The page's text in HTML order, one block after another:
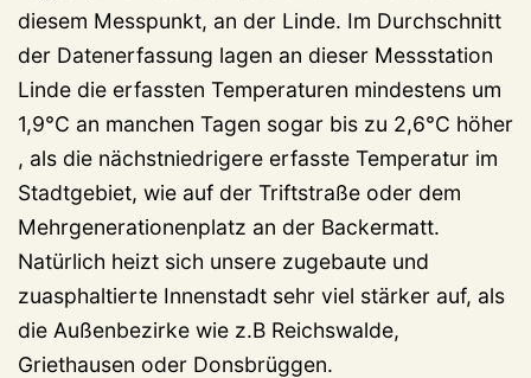
diesem Messpunkt, an der Linde. Im Durchschnitt
der Datenerfassung lagen an dieser Messstation
Linde die erfassten Temperaturen mindestens um
1,9°C an manchen Tagen sogar bis zu 2,6°C höher
, als die nächstniedrigere erfasste Temperatur im
Stadtgebiet, wie auf der Triftstraße oder dem
Mehrgenerationenplatz an der Backermatt.
Natürlich heizt sich unsere zugebaute und
zuasphaltierte Innenstadt sehr viel stärker auf, als
die Außenbezirke wie z.B Reichswalde,
Griethausen oder Donsbrüggen.